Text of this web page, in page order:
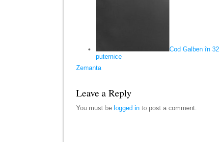
Cod Galben în
puternice
Zemanta
Leave a Reply
You must be logged in to post a comment.